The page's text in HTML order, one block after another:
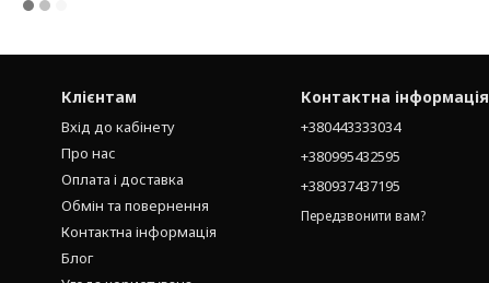
Клієнтам
Вхід до кабінету
Про нас
Оплата і доставка
Обмін та повернення
Контактна інформація
Блог
Контактна інформація
+380443333034
+380995432595
+380937437195
Передзвонити вам?